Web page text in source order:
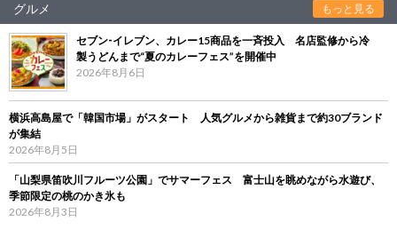
グルメ もっと見る
セブン‐イレブン、カレー15商品を一斉投入 名店監修から冷
製うどんまで“夏のカレーフェス”を開催中
2026年8月6日
横浜高島屋で「韓国市場」がスタート 人気グルメから雑貨まで約30ブランド
が集結
2026年8月5日
「山梨県笛吹川フルーツ公園」でサマーフェス 富士山を眺めながら水遊び、
季節限定の桃のかき氷も
2026年8月3日